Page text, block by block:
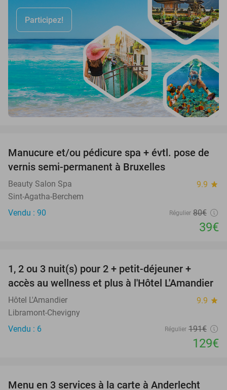
Participez!
51%
Manucure et/ou pédicure spa + évtl. pose de
vernis semi-permanent à Bruxelles
Beauty Salon Spa 9.9 star
Sint-Agatha-Berchem
Vendu : 90
Régulier 80€
39€
TODAY
1, 2 ou 3 nuit(s) pour 2 + petit-déjeuner +
accès au wellness et plus à l'Hôtel L'Amandier
Hôtel L'Amandier 9.9 star
Libramont-Chevigny
Vendu : 6
Régulier 191€
129€
Menu en 3 services à la carte à Anderlecht